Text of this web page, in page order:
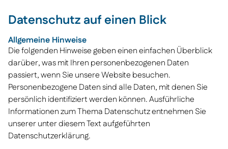
Datenschutz auf einen Blick
Allgemeine Hinweise
Die folgenden Hinweise geben einen einfachen Überblick
darüber, was mit Ihren personenbezogenen Daten
passiert, wenn Sie unsere Website besuchen.
Personenbezogene Daten sind alle Daten, mit denen Sie
persönlich identifiziert werden können. Ausführliche
Informationen zum Thema Datenschutz entnehmen Sie
unserer unter diesem Text aufgeführten
Datenschutzerklärung.